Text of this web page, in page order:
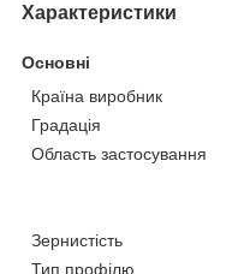
Характеристики
Основні
Країна виробник
Градація
Область застосування
Зернистість
Тип профілю